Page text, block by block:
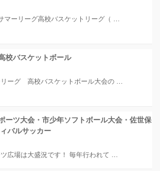
マーリーグ高校バスケットリーグ（ …
校バスケットボール
ーグ 高校バスケットボール大会の …
ーツ大会・市少年ソフトボール大会・佐世保
バルサッカー
広場は大盛況です！ 毎年行われて …